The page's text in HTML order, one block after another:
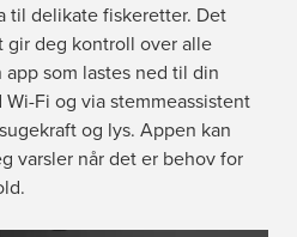
til delikate fiskeretter. Det
deg kontroll over alle
som lastes ned til din
Fi og via stemmeassistent
og lys. Appen kan
varsler når det er behov for